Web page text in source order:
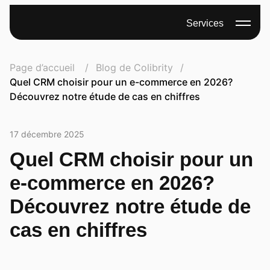
Services
Page d’accueil
Blog de Colibrity
Quel CRM choisir pour un e-commerce en 2026?
Découvrez notre étude de cas en chiffres
17 décembre 2025
Quel CRM choisir pour un
e-commerce en 2026?
Découvrez notre étude de
cas en chiffres